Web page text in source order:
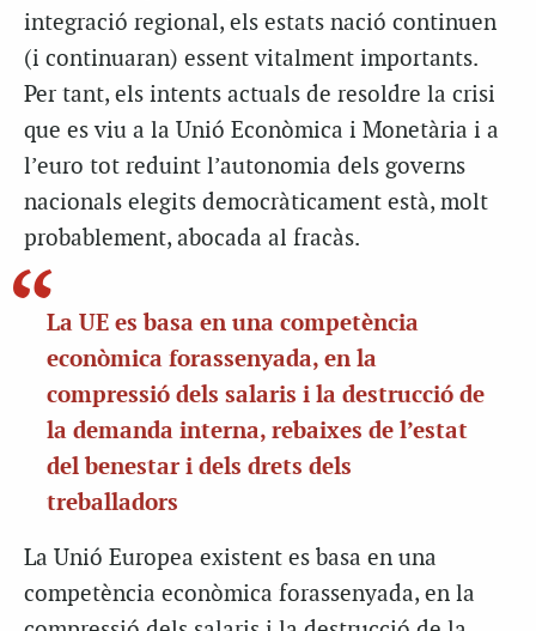
integració regional, els estats nació continuen
(i continuaran) essent vitalment importants.
Per tant, els intents actuals de resoldre la crisi
que es viu a la Unió Econòmica i Monetària i a
l’euro tot reduint l’autonomia dels governs
nacionals elegits democràticament està, molt
probablement, abocada al fracàs.
La UE es basa en una competència
econòmica forassenyada, en la
compressió dels salaris i la destrucció de
la demanda interna, rebaixes de l’estat
del benestar i dels drets dels
treballadors
La Unió Europea existent es basa en una
competència econòmica forassenyada, en la